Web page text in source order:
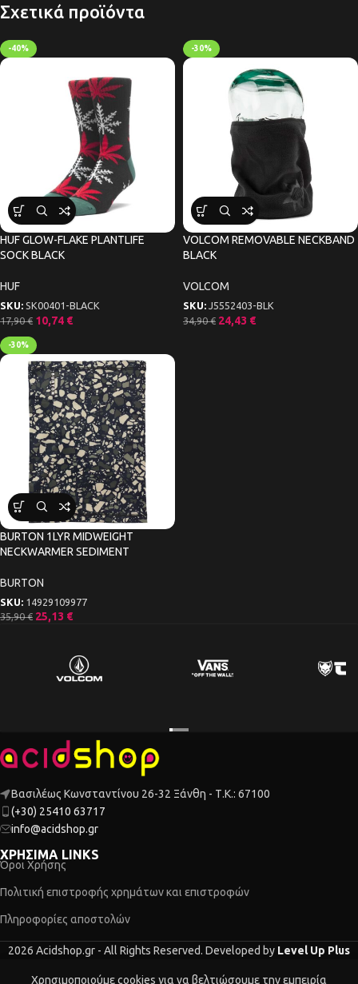
Σχετικά προϊόντα
-40%
HUF GLOW-FLAKE PLANTLIFE
SOCK BLACK
HUF
SKU: SK00401-BLACK
17,90€ 10,74 €
-30%
VOLCOM REMOVABLE NECKBAND
BLACK
VOLCOM
SKU: J5552403-BLK
34,90€ 24,43 €
-30%
BURTON 1LYR MIDWEIGHT
NECKWARMER SEDIMENT
BURTON
SKU: 14929109977
35,90€ 25,13 €
Βασιλέως Κωνσταντίνου 26-32 Ξάνθη - Τ.Κ.: 67100
(+30) 25410 63717
info@acidshop.gr
ΧΡΗΣΙΜΑ LINKS
Όροι Χρήσης
Πολιτική επιστροφής χρημάτων και επιστροφών
Πληροφορίες αποστολών
2026 Acidshop.gr - All Rights Reserved. Developed by Level Up Plus
Χρησιμοποιούμε cookies για να βελτιώσουμε την εμπειρία